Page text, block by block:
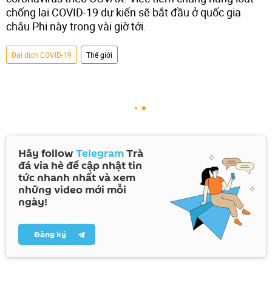
chống lại COVID-19 dự kiến ​​sẽ bắt đầu ở quốc gia
châu Phi này trong vài giờ tới.
Đại dịch COVID-19 Thế giới
Hãy follow TelegramTrà
đá vỉa hè để cập nhật tin
tức nhanh nhất và xem
những video mới mỗi
ngày!
Đăng ký